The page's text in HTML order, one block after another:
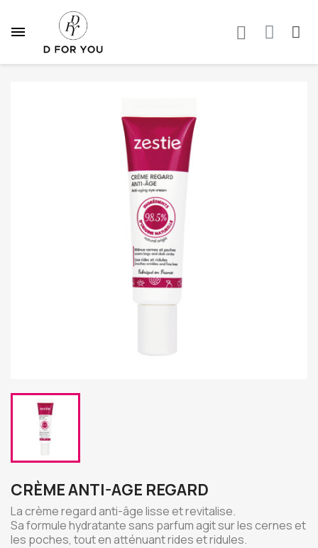
CRÈME ANTI-AGE REGARD
La crème regard anti-âge lisse et revitalise.
Sa formule hydratante sans parfum agit sur les cernes et
les poches, tout en atténuant rides et ridules.